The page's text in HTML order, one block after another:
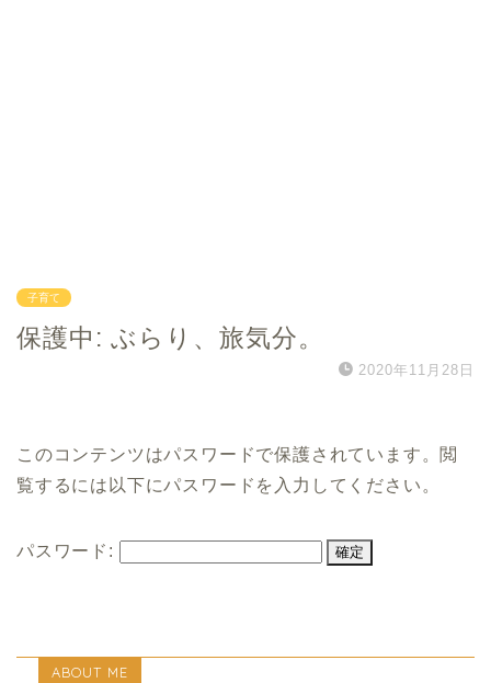
子育て
保護中: ぶらり、旅気分。
2020年11月28日
このコンテンツはパスワードで保護されています。閲
覧するには以下にパスワードを入力してください。
パスワード:
ABOUT ME